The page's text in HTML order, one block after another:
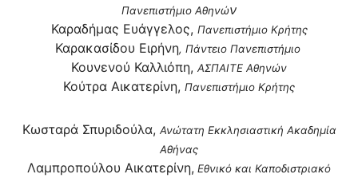
Πανεπιστήμιο Αθηνών
Καραδήμας Ευάγγελος, Πανεπιστήμιο Κρήτης
Καρακασίδου Ειρήνη, Πάντειο Πανεπιστήμιο
Κουνενού Καλλιόπη, ΑΣΠΑΙΤΕ Αθηνών
Κούτρα Αικατερίνη, Πανεπιστήμιο Κρήτης
Κωσταρά Σπυριδούλα, Ανώτατη Εκκλησιαστική Ακαδημία
Αθήνας
Λαμπροπούλου Αικατερίνη, Εθνικό και Καποδιστριακό